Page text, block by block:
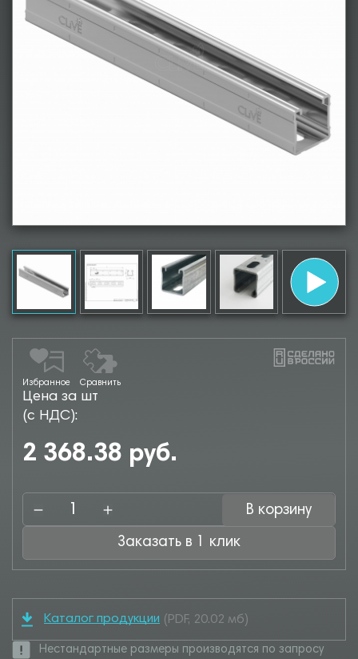
Избранное Сравнить
Цена за шт
(с НДС):
2 368.38 руб.
В корзину
Заказать в 1 клик
Каталог продукции (PDF, 20.02 мб)
Нестандартные размеры производятся по запросу